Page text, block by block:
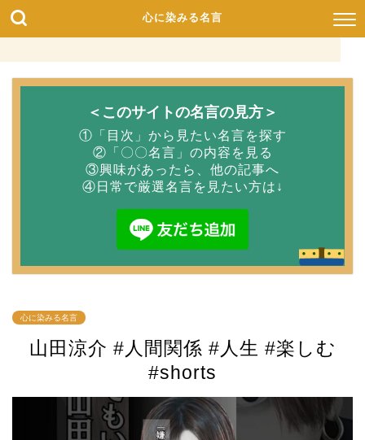
心に染みる名言
＜このサイトの名言の見方＞
①「目次」から見たい名言を探す
②「〇〇名言」の内容を見る
③興味があったら、他の記事へ
④日常で厳選名言を見たい方は↓
心に染みる名言
山田涼介 #人間関係 #人生 #楽しむ
#shorts